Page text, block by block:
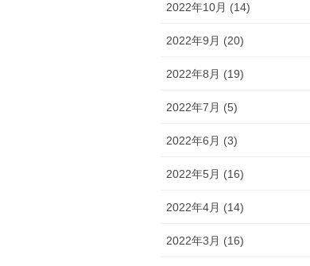
2022年10月 (14)
2022年9月 (20)
2022年8月 (19)
2022年7月 (5)
2022年6月 (3)
2022年5月 (16)
2022年4月 (14)
2022年3月 (16)